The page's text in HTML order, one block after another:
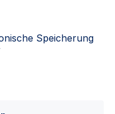
Speicherung